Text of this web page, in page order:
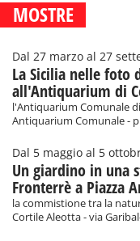
MOSTRE
Dal 27 marzo al 27
La Sicilia nelle
all'Antiquarium di
l'Antiquarium Comunale
Antiquarium Comunale -
Dal 5 maggio al 5
Un giardino in una
Fronterrè a Piazza
la commistione tra la
Cortile Aleotta - via